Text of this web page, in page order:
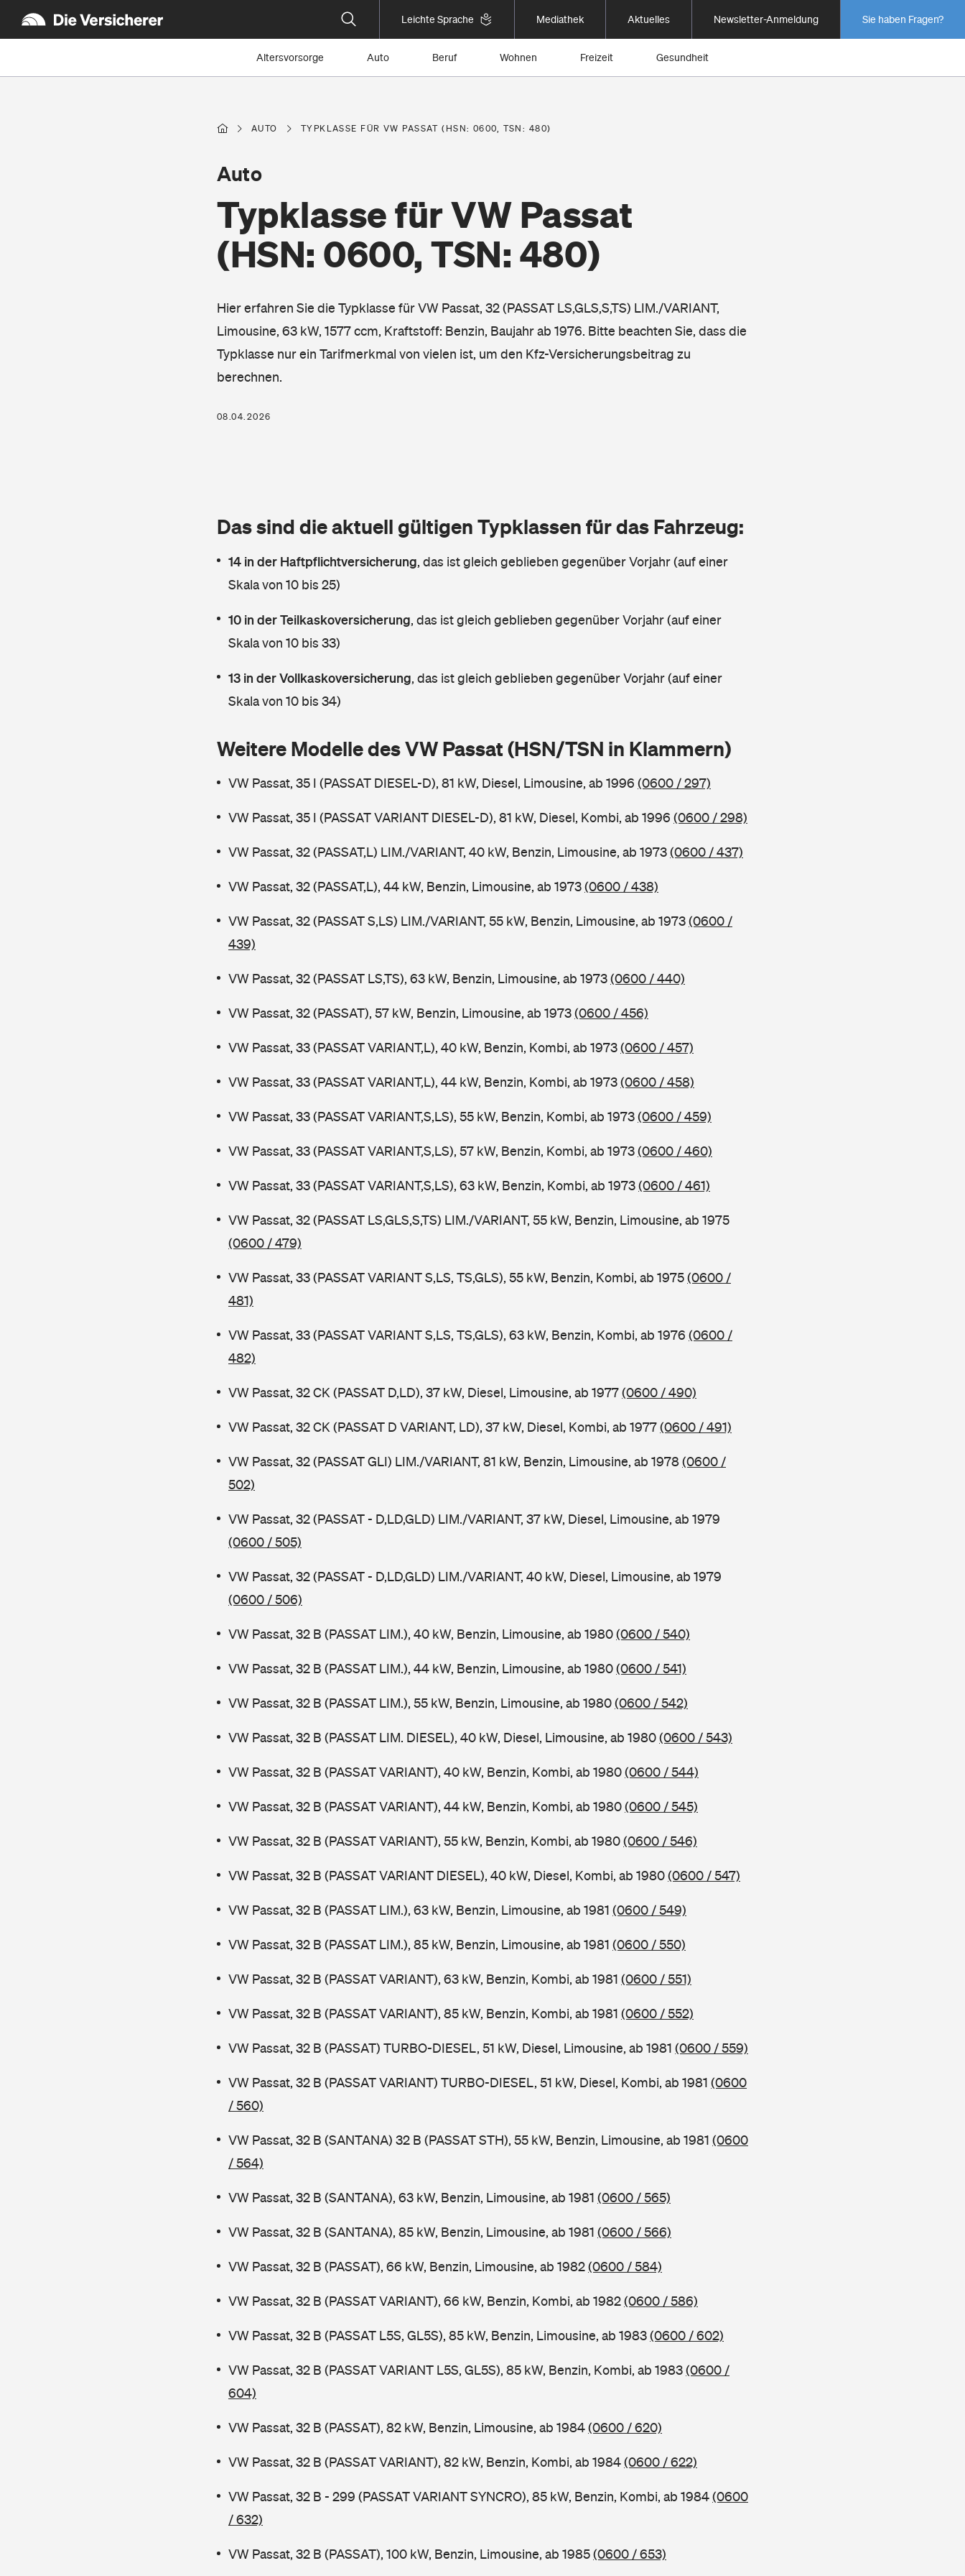
Leichte Sprache Mediathek Aktuelles Newsletter-Anmeldung Sie haben Fragen?
Altersvorsorge Auto Beruf Wohnen Freizeit Gesundheit
AUTO TYPKLASSE FÜR VW PASSAT (HSN: 0600, TSN: 480)
Typklasse für VW Passat
(HSN: 0600, TSN: 480)
Auto
Hier erfahren Sie die Typklasse für VW Passat, 32 (PASSAT LS,GLS,S,TS) LIM./VARIANT,
Limousine, 63 kW, 1577 ccm, Kraftstoff: Benzin, Baujahr ab 1976. Bitte beachten Sie, dass die
Typklasse nur ein Tarifmerkmal von vielen ist, um den Kfz-Versicherungsbeitrag zu
berechnen.
08.04.2026
Das sind die aktuell gültigen Typklassen für das Fahrzeug:
14 in der Haftpflichtversicherung, das ist gleich geblieben gegenüber Vorjahr (auf einer
Skala von 10 bis 25)
10 in der Teilkaskoversicherung, das ist gleich geblieben gegenüber Vorjahr (auf einer
Skala von 10 bis 33)
13 in der Vollkaskoversicherung, das ist gleich geblieben gegenüber Vorjahr (auf einer
Skala von 10 bis 34)
Weitere Modelle des VW Passat (HSN/TSN in Klammern)
VW Passat, 35 I (PASSAT DIESEL-D), 81 kW, Diesel, Limousine, ab 1996 (0600 / 297)
VW Passat, 35 I (PASSAT VARIANT DIESEL-D), 81 kW, Diesel, Kombi, ab 1996 (0600 / 298)
VW Passat, 32 (PASSAT,L) LIM./VARIANT, 40 kW, Benzin, Limousine, ab 1973(0600 / 437)
VW Passat, 32 (PASSAT,L), 44 kW, Benzin, Limousine, ab 1973(0600 / 438)
VW Passat, 32 (PASSAT S,LS) LIM./VARIANT, 55 kW, Benzin, Limousine, ab 1973(0600 /
439)
VW Passat, 32 (PASSAT LS,TS), 63 kW, Benzin, Limousine, ab 1973(0600 / 440)
VW Passat, 32 (PASSAT), 57 kW, Benzin, Limousine, ab 1973(0600 / 456)
VW Passat, 33 (PASSAT VARIANT,L), 40 kW, Benzin, Kombi, ab 1973(0600 / 457)
VW Passat, 33 (PASSAT VARIANT,L), 44 kW, Benzin, Kombi, ab 1973(0600 / 458)
VW Passat, 33 (PASSAT VARIANT,S,LS), 55 kW, Benzin, Kombi, ab 1973(0600 / 459)
VW Passat, 33 (PASSAT VARIANT,S,LS), 57 kW, Benzin, Kombi, ab 1973(0600 / 460)
VW Passat, 33 (PASSAT VARIANT,S,LS), 63 kW, Benzin, Kombi, ab 1973(0600 / 461)
VW Passat, 32 (PASSAT LS,GLS,S,TS) LIM./VARIANT, 55 kW, Benzin, Limousine, ab 1975
(0600 / 479)
VW Passat, 33 (PASSAT VARIANT S,LS, TS,GLS), 55 kW, Benzin, Kombi, ab 1975(0600 /
481)
VW Passat, 33 (PASSAT VARIANT S,LS, TS,GLS), 63 kW, Benzin, Kombi, ab 1976 (0600 /
482)
VW Passat, 32 CK (PASSAT D,LD), 37 kW, Diesel, Limousine, ab 1977(0600 / 490)
VW Passat, 32 CK (PASSAT D VARIANT, LD), 37 kW, Diesel, Kombi, ab 1977(0600 / 491)
VW Passat, 32 (PASSAT GLI) LIM./VARIANT, 81 kW, Benzin, Limousine, ab 1978(0600 /
502)
VW Passat, 32 (PASSAT - D,LD,GLD) LIM./VARIANT, 37 kW, Diesel, Limousine, ab 1979
(0600 / 505)
VW Passat, 32 (PASSAT - D,LD,GLD) LIM./VARIANT, 40 kW, Diesel, Limousine, ab 1979
(0600 / 506)
VW Passat, 32 B (PASSAT LIM.), 40 kW, Benzin, Limousine, ab 1980(0600 / 540)
VW Passat, 32 B (PASSAT LIM.), 44 kW, Benzin, Limousine, ab 1980(0600 / 541)
VW Passat, 32 B (PASSAT LIM.), 55 kW, Benzin, Limousine, ab 1980(0600 / 542)
VW Passat, 32 B (PASSAT LIM. DIESEL), 40 kW, Diesel, Limousine, ab 1980(0600 / 543)
VW Passat, 32 B (PASSAT VARIANT), 40 kW, Benzin, Kombi, ab 1980(0600 / 544)
VW Passat, 32 B (PASSAT VARIANT), 44 kW, Benzin, Kombi, ab 1980(0600 / 545)
VW Passat, 32 B (PASSAT VARIANT), 55 kW, Benzin, Kombi, ab 1980(0600 / 546)
VW Passat, 32 B (PASSAT VARIANT DIESEL), 40 kW, Diesel, Kombi, ab 1980(0600 / 547)
VW Passat, 32 B (PASSAT LIM.), 63 kW, Benzin, Limousine, ab 1981 (0600 / 549)
VW Passat, 32 B (PASSAT LIM.), 85 kW, Benzin, Limousine, ab 1981 (0600 / 550)
VW Passat, 32 B (PASSAT VARIANT), 63 kW, Benzin, Kombi, ab 1981 (0600 / 551)
VW Passat, 32 B (PASSAT VARIANT), 85 kW, Benzin, Kombi, ab 1981 (0600 / 552)
VW Passat, 32 B (PASSAT) TURBO-DIESEL, 51 kW, Diesel, Limousine, ab 1981 (0600 / 559)
VW Passat, 32 B (PASSAT VARIANT) TURBO-DIESEL, 51 kW, Diesel, Kombi, ab 1981 (0600
/ 560)
VW Passat, 32 B (SANTANA) 32 B (PASSAT STH), 55 kW, Benzin, Limousine, ab 1981 (0600
/ 564)
VW Passat, 32 B (SANTANA), 63 kW, Benzin, Limousine, ab 1981 (0600 / 565)
VW Passat, 32 B (SANTANA), 85 kW, Benzin, Limousine, ab 1981 (0600 / 566)
VW Passat, 32 B (PASSAT), 66 kW, Benzin, Limousine, ab 1982(0600 / 584)
VW Passat, 32 B (PASSAT VARIANT), 66 kW, Benzin, Kombi, ab 1982(0600 / 586)
VW Passat, 32 B (PASSAT L5S, GL5S), 85 kW, Benzin, Limousine, ab 1983(0600 / 602)
VW Passat, 32 B (PASSAT VARIANT L5S, GL5S), 85 kW, Benzin, Kombi, ab 1983(0600 /
604)
VW Passat, 32 B (PASSAT), 82 kW, Benzin, Limousine, ab 1984(0600 / 620)
VW Passat, 32 B (PASSAT VARIANT), 82 kW, Benzin, Kombi, ab 1984(0600 / 622)
VW Passat, 32 B - 299 (PASSAT VARIANT SYNCRO), 85 kW, Benzin, Kombi, ab 1984(0600
/ 632)
VW Passat, 32 B (PASSAT), 100 kW, Benzin, Limousine, ab 1985(0600 / 653)